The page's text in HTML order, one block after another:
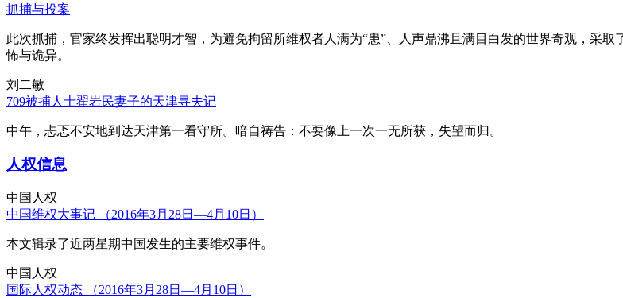
抓捕与投案
此次抓捕，官家终发挥出聪明才智，为避免拘留所维权者人满为“患”、人声鼎沸且满目白发的世界奇观，采
怖与诡异。
刘二敏
709被捕人士翟岩民妻子的天津寻夫记
中午，忐忑不安地到达天津第一看守所。暗自祷告：不要像上一次一无所获，失望而归。
人权信息
中国人权
中国维权大事记 （2016年3月28日—4月10日）
本文辑录了近两星期中国发生的主要维权事件。
中国人权
国际人权动态 （2016年3月28日—4月10日）